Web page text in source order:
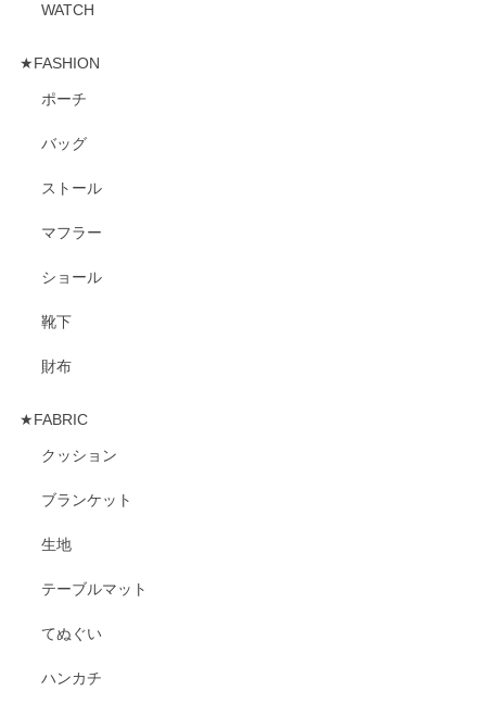
WATCH
★FASHION
ポーチ
バッグ
ストール
マフラー
ショール
靴下
財布
★FABRIC
クッション
ブランケット
生地
テーブルマット
てぬぐい
ハンカチ